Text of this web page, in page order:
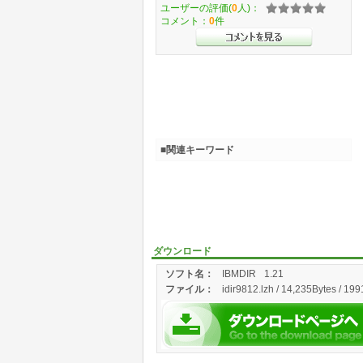
ダウンロード
ソフト名：
IBMDIR 1.21
ファイル： idir9812.lzh / 14,235Bytes /
ユーザーの評価(0 人)：
コメント： 0件
■関連キーワード